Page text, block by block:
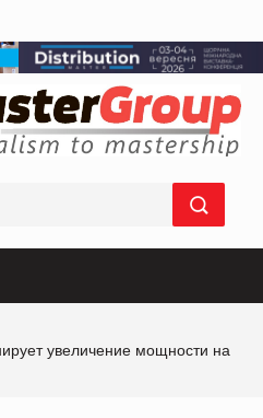
увеличение мощности на